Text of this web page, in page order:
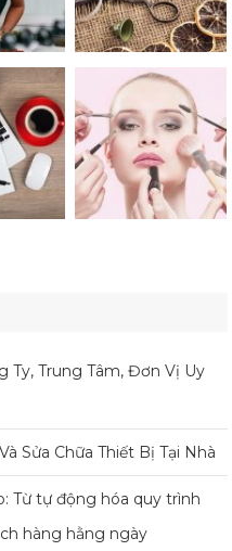
Ty, Trung Tâm, Đơn Vị Uy
Sửa Chữa Thiết Bị Tại Nhà
Từ tự động hóa quy trình
hàng hằng ngày